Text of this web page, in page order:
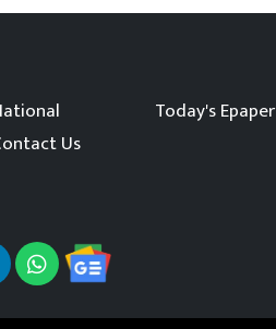
Today's Epaper
Us